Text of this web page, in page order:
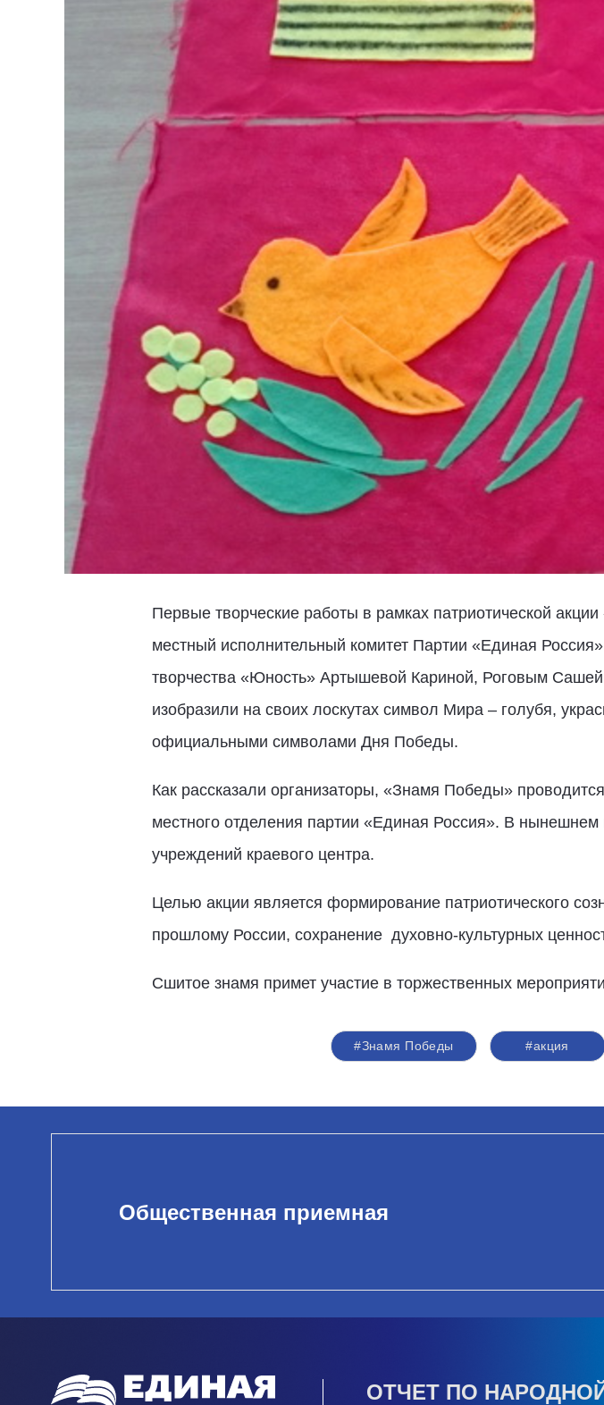
Первые творческие работы в рамках патриотической
местный исполнительный комитет Партии «Единая
творчества «Юность» Артышевой Кариной, Роговым
изобразили на своих лоскутах символ Мира – голубя,
официальными символами Дня Победы.
Как рассказали организаторы, «Знамя Победы»
местного отделения партии «Единая Россия». В
учреждений краевого центра.
Целью акции является формирование патриотического
прошлому России, сохранение духовно-культурных
Сшитое знамя примет участие в торжественных
#Знамя Победы #акция
Общественная приемная
ОТЧЕТ ПО